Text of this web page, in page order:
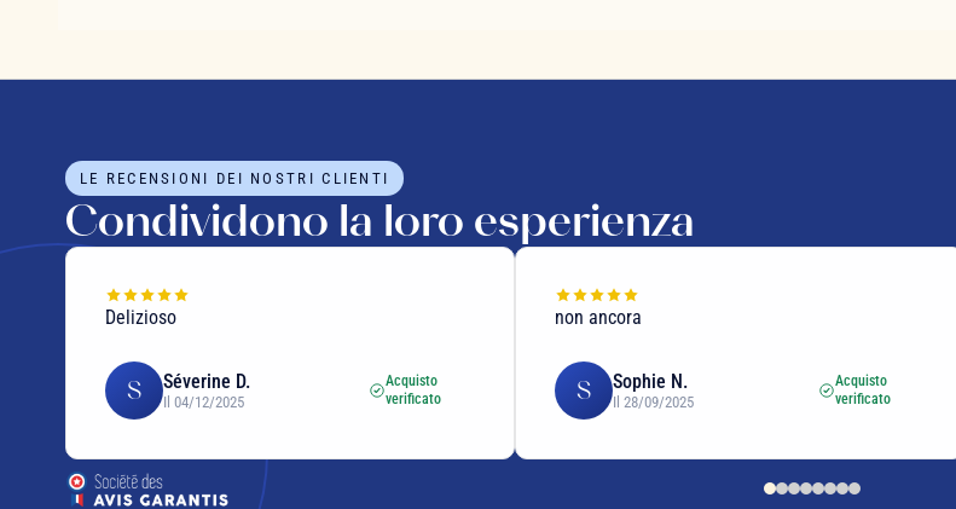
LE RECENSIONI DEI NOSTRI CLIENTI
Condividono la loro esperienza
Delizioso
S Séverine D.
Il 04/12/2025
Acquisto
verificato
non ancora
S Sophie N.
Il 28/09/2025
Acquisto
verificato